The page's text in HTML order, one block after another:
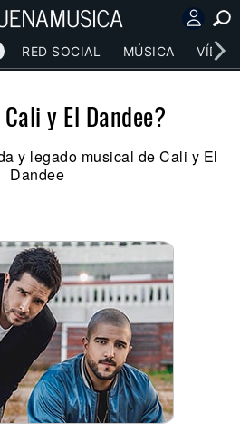
RED SOCIAL MÚSICA
y El Dandee?
y legado musical de Cali y El
Dandee